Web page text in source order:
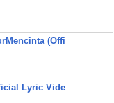
(Offi
Lyric Vide